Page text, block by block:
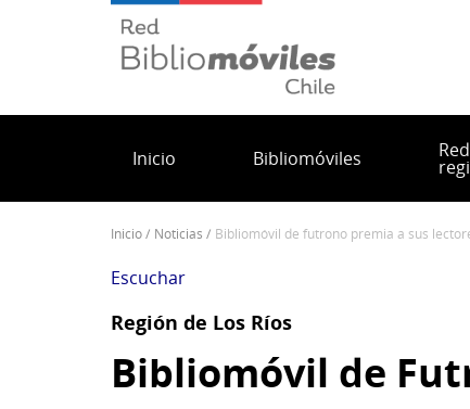
Inicio Bibliomóviles
enlaces
de
ayuda
a
la
inicio noticias bibliomóvil de futrono premia a sus
Escuchar
Región de Los Ríos
Bibliomóvil de